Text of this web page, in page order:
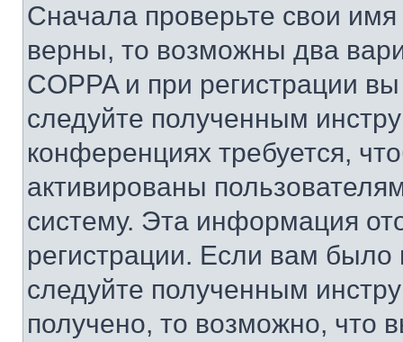
Сначала проверьте свои
верны, то возможны два
COPPA и при регистрации
следуйте полученным
конференциях требуется,
активированы
систему. Эта информация
регистрации. Если вам
следуйте полученным
получено, то возможно, что